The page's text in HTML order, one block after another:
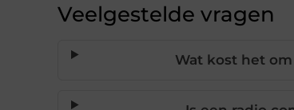
Veelgestelde vragen
Wat kost het